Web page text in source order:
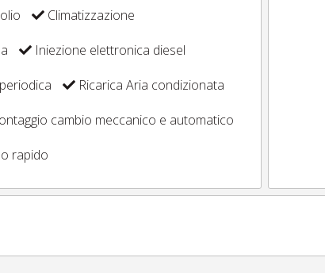
Climatizzazione
Iniezione elettronica diesel
Ricarica Aria condizionata
cambio meccanico e automatico
rapido